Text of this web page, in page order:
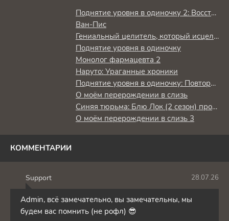
Поднятие уровня в одиночку 2: Восстаньте из тени
Ван-Пис
Гениальный целитель, который исцелял в одно мгновение, но был изгнан как бесполезный, теперь наслаждается жизнью в качестве тёмного целителя
Поднятие уровня в одиночку
Монолог фармацевта 2
Наруто: Ураганные хроники
Поднятие уровня в одиночку: Повторное пробуждение
О моём перерождении в слизь
Синяя тюрьма: Блю Лок (2 сезон) против юношеской сборной Японии
О моём перерождении в слизь 3
КОММЕНТАРИИ
Support 28.07.26
Admin, всё замечательно, вы замечательны, мы
будем вас помнить (не рофл) 😎